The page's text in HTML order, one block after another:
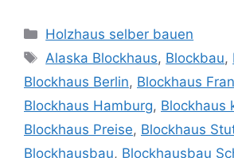
Kategorien
Holzhaus selber bauen
Schlagwörter
Alaska Blockhaus, Blockbau,
Blockhaus Berlin, Blockhaus
Blockhaus Hamburg, Blockhaus
Blockhaus Preise, Blockhaus
Blockhausbau, Blockhausbau